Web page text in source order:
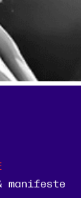
manifeste